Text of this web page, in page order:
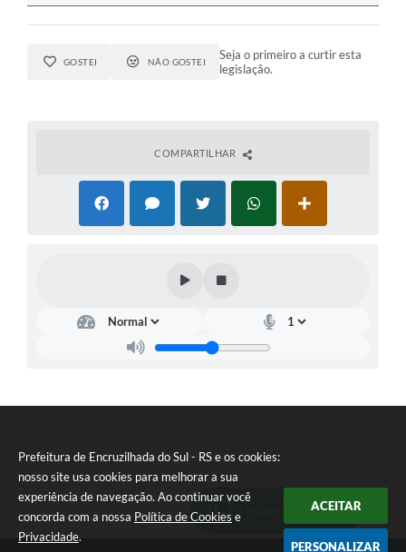
Prefeitura de Encruzilhada do Sul - RS e os cookies:
nosso site usa cookies para melhorar a sua
experiência de navegação. Ao continuar você
concorda com a nossa Política de Cookies e
Privacidade.
ACEITAR
PERSONALIZAR
GOSTEI NÃO GOSTEI
Seja o primeiro a curtir esta
legislação.
COMPARTILHAR
Ouvidoria Municipal